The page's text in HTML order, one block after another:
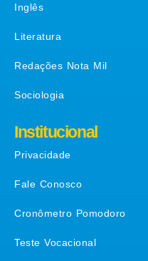
Inglês
Literatura
Redações Nota Mil
Sociologia
Institucional
Privacidade
Fale Conosco
Cronômetro Pomodoro
Teste Vocacional